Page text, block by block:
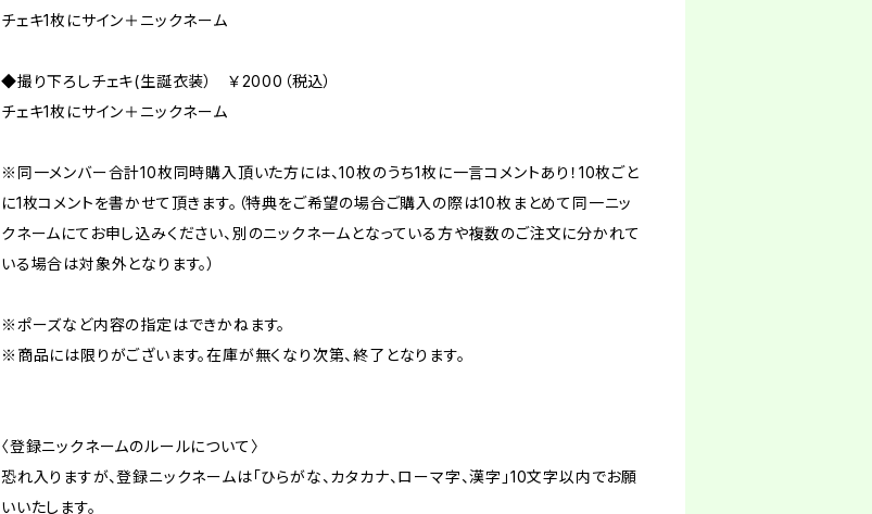
チェキ1枚にサイン＋ニックネーム
◆撮り下ろしチェキ(生誕衣装） ￥2000（税込）
チェキ1枚にサイン＋ニックネーム
※同一メンバー合計10枚同時購入頂いた方には、10枚のうち1枚に一言コメントあり！10枚ごと
に1枚コメントを書かせて頂きます。（特典をご希望の場合ご購入の際は10枚まとめて同一ニッ
クネームにてお申し込みください、別のニックネームとなっている方や複数のご注文に分かれて
いる場合は対象外となります。）
※ポーズなど内容の指定はできかねます。
※商品には限りがございます。在庫が無くなり次第、終了となります。
〈登録ニックネームのルールについて〉
恐れ入りますが、登録ニックネームは「ひらがな、カタカナ、ローマ字、漢字」10文字以内でお願
いいたします。